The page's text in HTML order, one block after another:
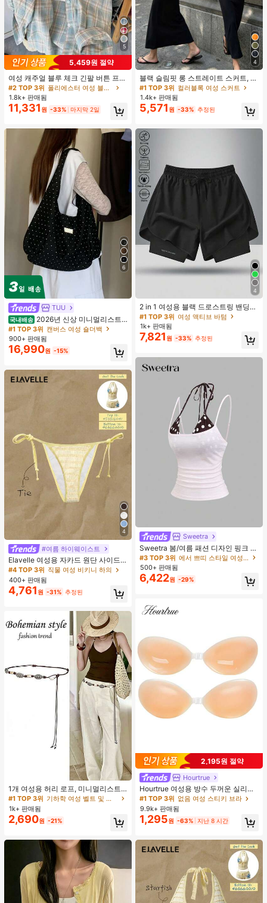
5
5,459원 절약
여성 캐주얼 블루 체크 긴팔 버튼 프론
트 폴리에스터 셔츠, 레귤러 핏, 봄 의
류, 편안한 스타일
#2 TOP 3위
폴리에스터 여성 블라우스
1.8k+ 판매됨
11,331 원 -33% 마지막 2일
6
TUU
국내배송 2026년 신상 미니멀리스트
도트 캔버스 토트백, 대용량 캐주얼 다
용도 통근 숄더 핸드백
#1 TOP 3위 캔버스 여성 숄더백
900+ 판매됨
16,990원 -15%
4
#여름 하이웨이스트
Elavelle 여성용 자카드 원단 사이드
타이 비키니 하의, 봄/여름
#4 TOP 3위 직물 여성 비키니 하의
400+ 판매됨
4,761 원 -31% 추정된
1개 여성용 허리 로프, 미니멀리스트
보헤미안 패션 매듭 허리 벨트, 드레
스, 캐주얼 팬츠와 함께 일상 착용에
적합한 장식용 허리 액세서리
거의 매진!
#1 TOP 3위
기하학 여성 벨트 및 벨트 액세서리
거의 매진!
#1 TOP 3위
기하학 여성 벨트 및 벨트 액세서리
거의 매진!
#1 TOP 3위
1k+ 판매됨
2,690원 -21%
4
블랙 슬림핏 롱 스트레이트 스커트, 여
성 패션 폴리에스터 캐주얼 파티 스커
트, 다용도 및 귀여운, 일상 착용에 적
합, 여름 휴가. 해변, 음악 축제 및 여름
휴가에 완벽, 90년대
#1 TOP 3위 컬러블록 여성 스커트
1.4k+ 판매됨
5,571 원 -33% 추정된
4
2 in 1 여성용 블랙 드로스트링 밴딩
허리 곡선 밑단 캐주얼 러닝 트레이닝
운동 반바지
높은 재방문 고객
#1 TOP 3위 여성 액티브 바텀
높은 재방문 고객
#1 TOP 3위 여성 액티브 바텀
높은 재방문 고객
#1 TOP 3위
여성 액티브 바텀
1k+ 판매됨
7,821 원 -33% 추정된
Sweetra
Sweetra 봄/여름 패션 디자인 핑크 스
트라이프 브라운 폴카 도트 스파게티
스트랩 2 In 1 스위트 걸리시 비치 로
맨틱 휴가 스타일 여성용 캐미 탱크 탑
#3 TOP 3위
에서 쁘띠 스타일 여성 상의, 블라우스 & 티
500+ 판매됨
6,422원 -29%
2,195원 절약
Hourtrue
Hourtrue 여성용 방수 두꺼운 실리콘
가슴 페탈, 작은 가슴 리프트업 & 푸시
인용, 웨딩 촬영 및 들러리용
#1 TOP 3위 없음 여성 스티키 브라
9.9k+ 판매됨
1,295원 -63% 지난 8 시간